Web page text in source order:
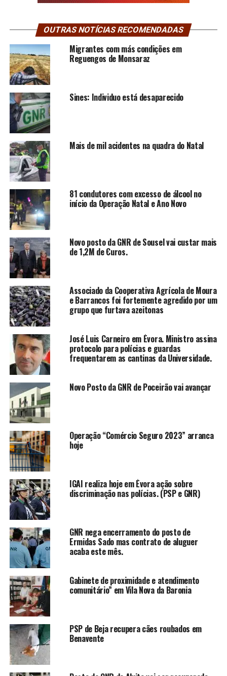
OUTRAS NOTÍCIAS RECOMENDADAS
Migrantes com más condições em
Reguengos de Monsaraz
Sines: Individuo está desaparecido
Mais de mil acidentes na quadra do Natal
81 condutores com excesso de álcool no
início da Operação Natal e Ano Novo
Novo posto da GNR de Sousel vai custar mais
de 1,2M de €uros.
Associado da Cooperativa Agrícola de Moura
e Barrancos foi fortemente agredido por um
grupo que furtava azeitonas
José Luis Carneiro em Évora. Ministro assina
protocolo para polícias e guardas
frequentarem as cantinas da Universidade.
Novo Posto da GNR de Poceirão vai avançar
Operação “Comércio Seguro 2023” arranca
hoje
IGAI realiza hoje em Évora ação sobre
discriminação nas polícias. (PSP e GNR)
GNR nega encerramento do posto de
Ermidas Sado mas contrato de aluguer
acaba este mês.
Gabinete de proximidade e atendimento
comunitário” em Vila Nova da Baronia
PSP de Beja recupera cães roubados em
Benavente